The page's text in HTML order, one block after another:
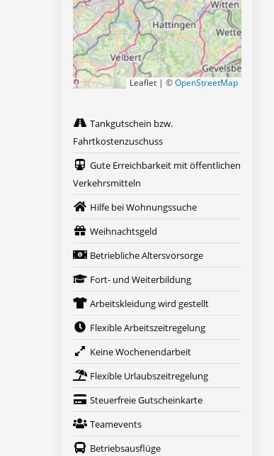
Leaflet | ©OpenStreetMap
Tankgutschein bzw.
Fahrtkostenzuschuss
Gute Erreichbarkeit mit öffentlichen
Verkehrsmitteln
Hilfe bei Wohnungssuche
Weihnachtsgeld
Betriebliche Altersvorsorge
Fort- und Weiterbildung
Arbeitskleidung wird gestellt
Flexible Arbeitszeitregelung
Keine Wochenendarbeit
Flexible Urlaubszeitregelung
Steuerfreie Gutscheinkarte
Teamevents
Betriebsausflüge